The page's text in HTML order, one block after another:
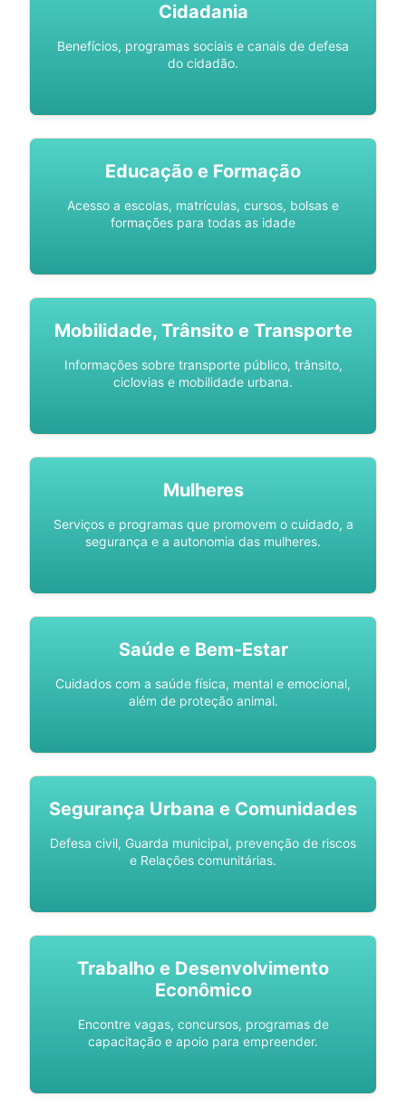
Cidadania
Benefícios, programas sociais e canais de defesa
do cidadão.
Educação e Formação
Acesso a escolas, matrículas, cursos, bolsas e
formações para todas as idade
Mobilidade, Trânsito e Transporte
Informações sobre transporte público, trânsito,
ciclovias e mobilidade urbana.
Mulheres
Serviços e programas que promovem o cuidado, a
segurança e a autonomia das mulheres.
Saúde e Bem-Estar
Cuidados com a saúde física, mental e emocional,
além de proteção animal.
Segurança Urbana e Comunidades
Defesa civil, Guarda municipal, prevenção de riscos
e Relações comunitárias.
Trabalho e Desenvolvimento
Econômico
Encontre vagas, concursos, programas de
capacitação e apoio para empreender.